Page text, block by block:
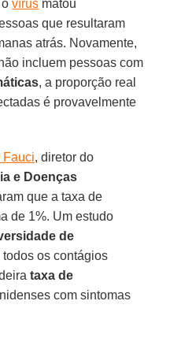
ovírus matou
que resultaram
atrás. Novamente,
incluem pessoas com
, a proporção real
é provavelmente
Fauci, diretor do
e Doenças
que a taxa de
de 1%. Um estudo
de
os contágios
taxa de
com sintomas